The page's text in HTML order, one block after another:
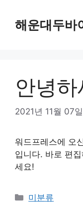
content해운대두바
안녕
2021년 11월 07일
워드프레스에 오
입니다. 바로 편
세요!
Categories
미분류